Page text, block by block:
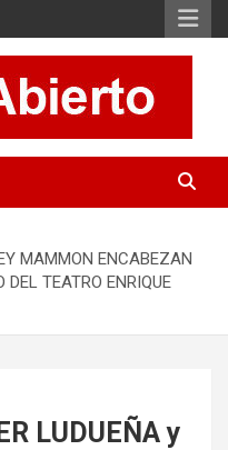
buscando hacer un
relevante de lo que
MAMMON ENCABEZAN
TEATRO ENRIQUE
LUDUEÑA y